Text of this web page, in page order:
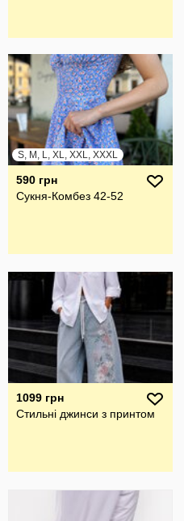
S, M, L, XL, XXL, XXXL
590 грн
Сукня-Комбез 42-52
1099 грн
Стильні джинси з принтом